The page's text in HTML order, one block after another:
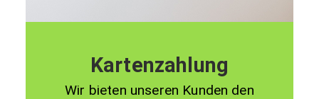
Kartenzahlung
Wir bieten unseren Kunden den